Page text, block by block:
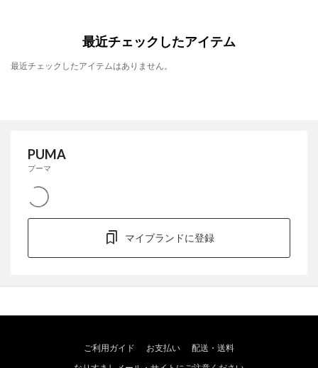
最近チェックしたアイテム
最近チェックしたアイテムはありません。
PUMA
プーマ
マイブランドに登録
ご利用ガイド お支払い
配送・送料